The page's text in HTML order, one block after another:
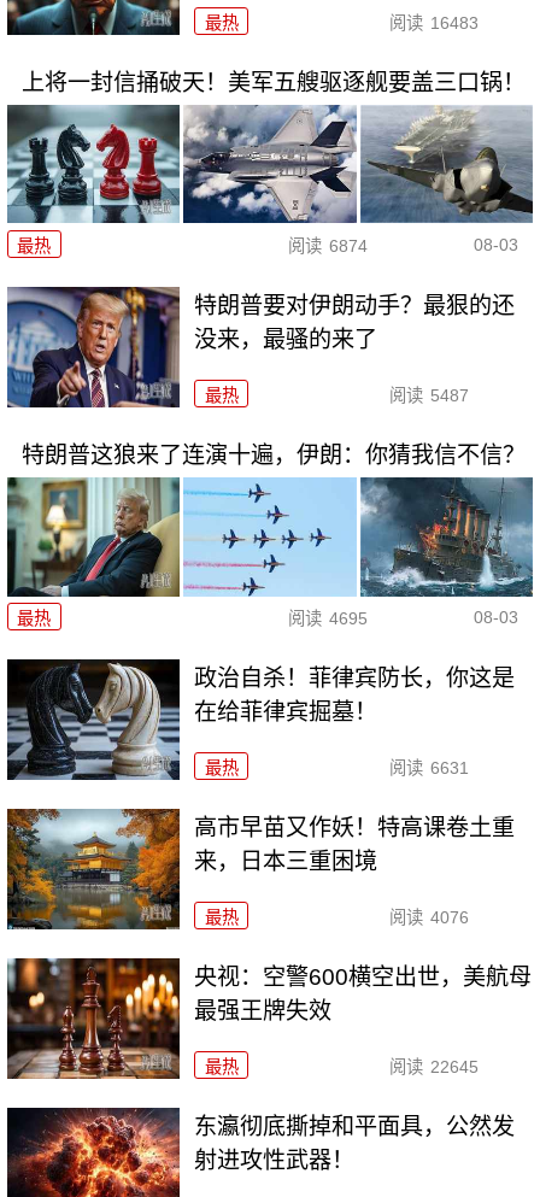
最热 阅读 16483
上将一封信捅破天！美军五艘驱逐舰要盖三口锅！
最热 阅读 6874 08-03
特朗普要对伊朗动手？最狠的还
没来，最骚的来了
最热 阅读 5487
特朗普这狼来了连演十遍，伊朗：你猜我信不信？
最热 阅读 4695 08-03
政治自杀！菲律宾防长，你这是
在给菲律宾掘墓！
最热 阅读 6631
高市早苗又作妖！特高课卷土重
来，日本三重困境
最热 阅读 4076
央视：空警600横空出世，美航母
最强王牌失效
最热 阅读 22645
东瀛彻底撕掉和平面具，公然发
射进攻性武器！